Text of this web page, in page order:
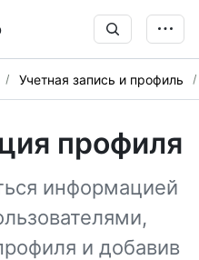
Учетная запись и профиль
профиля
информацией
и добавив